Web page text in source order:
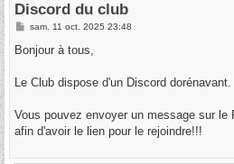
Discord du club
M
s
g
sam. 11 oct. 2025 23:48
Bonjour à tous,
Le Club dispose d'un Discord dorénavant.
Vous pouvez envoyer un message sur le
afin d'avoir le lien pour le rejoindre!!!